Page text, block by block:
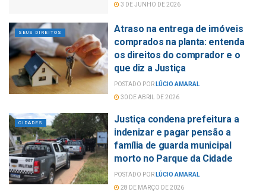
3 DE JUNHO DE 2026
SEUS DIREITOS
Atraso na entrega de imóveis
comprados na planta: entenda
os direitos do comprador e o
que diz a Justiça
POSTADO POR LÚCIO AMARAL
30 DE ABRIL DE 2026
CIDADES
Justiça condena prefeitura a
indenizar e pagar pensão a
família de guarda municipal
morto no Parque da Cidade
POSTADO POR LÚCIO AMARAL
28 DE MARÇO DE 2026